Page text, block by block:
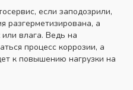
если заподозрили,
разгерметизирована, а
влага. Ведь на
процесс коррозии, а
к повышению нагрузки на